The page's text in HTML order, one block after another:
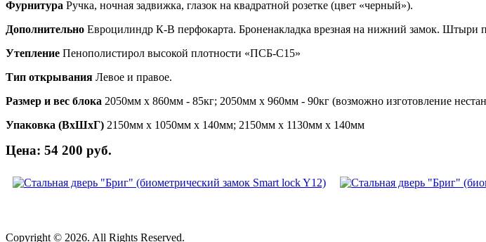
Фурнитура Ручка, ночная задвижка, глазок на квадратной розетке (цвет «черный»).
Дополнительно Евроцилиндр К-В перфокарта. Броненакладка врезная на нижний замок. Штыри
Утепление Пенополистирол высокой плотности «ПСБ-С15»
Тип открывания Левое и правое.
Размер и вес блока 2050мм х 860мм - 85кг; 2050мм х 960мм - 90кг (возможно изготовление
Упаковка (ВхШхГ) 2150мм х 1050мм х 140мм; 2150мм х 1130мм х 140мм
Цена: 54 200 руб.
Copyright © 2026. All Rights Reserved.